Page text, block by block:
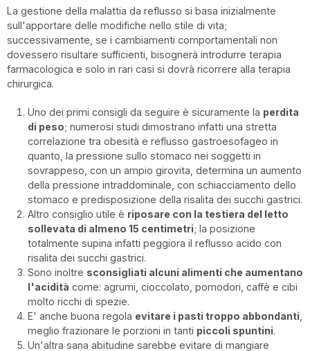
La gestione della malattia da reflusso si basa inizialmente
sull'apportare delle modifiche nello stile di vita;
successivamente, se i cambiamenti comportamentali non
dovessero risultare sufficienti, bisognerà introdurre terapia
farmacologica e solo in rari casi si dovrà ricorrere alla terapia
chirurgica.
Uno dei primi consigli da seguire è sicuramente la perdita
di peso; numerosi studi dimostrano infatti una stretta
correlazione tra obesità e reflusso gastroesofageo in
quanto, la pressione sullo stomaco nei soggetti in
sovrappeso, con un ampio girovita, determina un aumento
della pressione intraddominale, con schiacciamento dello
stomaco e predisposizione della risalita dei succhi gastrici.
Altro consiglio utile è riposare con la testiera del letto
sollevata di almeno 15 centimetri; la posizione
totalmente supina infatti peggiora il reflusso acido con
risalita dei succhi gastrici.
Sono inoltre sconsigliati alcuni alimenti che aumentano
l'acidità come: agrumi, cioccolato, pomodori, caffè e cibi
molto ricchi di spezie.
E' anche buona regola evitare i pasti troppo abbondanti
meglio frazionare le porzioni in tanti piccoli spuntini.
Un'altra sana abitudine sarebbe evitare di mangiare